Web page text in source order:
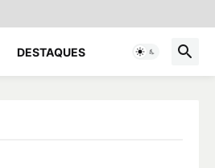
DESTAQUES